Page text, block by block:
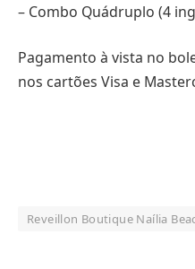
– Combo Quádruplo (4
Pagamento à vista no
nos cartões Visa e
Reveillon Boutique Naília